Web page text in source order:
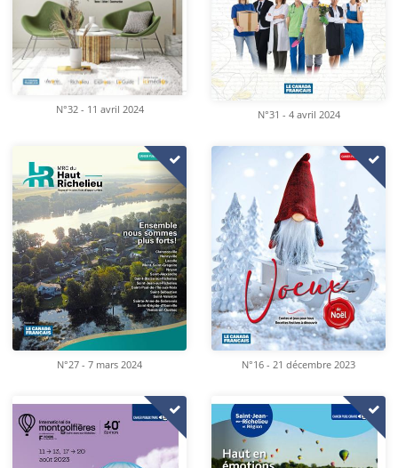
N°32 - 11 avril 2024 N°31 - 4 avril 2024
N°27 - 7 mars 2024 N°16 - 21 décembre 2023